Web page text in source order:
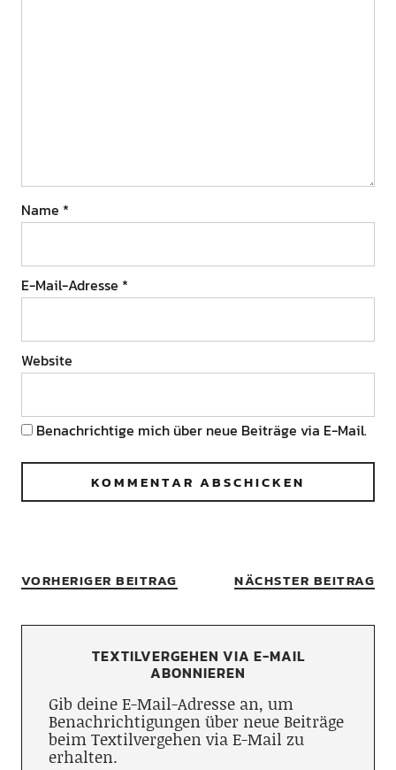
Name *
E-Mail-Adresse *
Website
Benachrichtige mich über neue Beiträge via E-Mail.
VORHERIGER BEITRAG NÄCHSTER BEITRAG
TEXTILVERGEHEN VIA E-MAIL
ABONNIEREN
Gib deine E-Mail-Adresse an, um
Benachrichtigungen über neue Beiträge
beim Textilvergehen via E-Mail zu
erhalten.